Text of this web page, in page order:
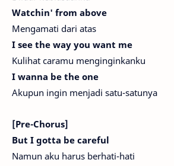
Watchin' from above
Mengamati dari atas
I see the way you want me
Kulihat caramu menginginkanku
I wanna be the one
Akupun ingin menjadi satu-satunya
[Pre-Chorus]
But I gotta be careful
Namun aku harus berhati-hati